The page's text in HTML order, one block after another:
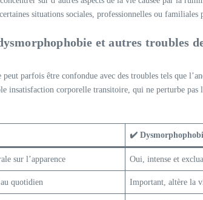
situations sociales, professionnelles ou familiales
et autres troubles
parfois être confondue avec des troubles tels que
insatisfaction corporelle transitoire, qui ne perturbe
✔️
sur l’apparence Oui, intense et
quotidien Important, altère la